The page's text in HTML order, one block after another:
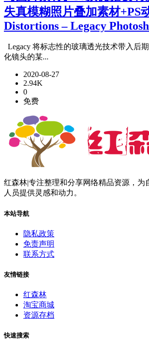
失真模糊照片叠加素材+PS
Distortions – Legacy
Legacy 将标志性的玻璃透光技术带入后
化镜头的某...
2020-08-27
2.94K
0
免费
红森林|专注整理和分享网络精品资源，为
人员提供灵感和动力。
本站导航
隐私政策
免责声明
联系方式
友情链接
红森林
淘宝商城
资源存档
快速搜索